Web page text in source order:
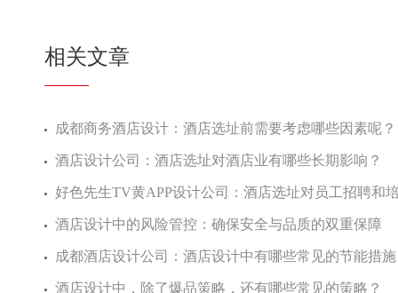
相关文章
成都商务酒店设计：酒店选址前需要考虑哪些因素呢？
酒店设计公司：酒店选址对酒店业有哪些长期影响？
好色先生TV黄APP设计公司：酒店选址对员工招聘和培
酒店设计中的风险管控：确保安全与品质的双重保障
成都酒店设计公司：酒店设计中有哪些常见的节能措施
酒店设计中，除了爆品策略，还有哪些常见的策略？